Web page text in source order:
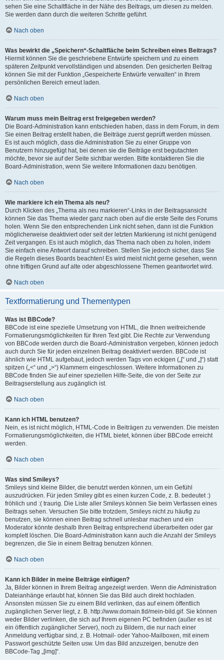
sehen Sie eine Schaltfläche in der Nähe des Beitrags, um diesen zu melden.
Sie werden dann durch die weiteren Schritte geführt.
Nach oben
Was bewirkt die „Speichern“-Schaltfläche beim Schreiben eines Beitrags?
Hiermit können Sie die geschriebene Entwürfe speichern und zu einem
späteren Zeitpunkt vervollständigen und absenden. Den gesicherten Beitrag
können Sie mit der Funktion „Gespeicherte Entwürfe verwalten“ in Ihrem
persönlichen Bereich erneut laden.
Nach oben
Warum muss mein Beitrag erst freigegeben werden?
Die Board-Administration kann entschieden haben, dass in dem Forum, in dem
Sie einen Beitrag erstellt haben, die Beiträge zuerst geprüft werden müssen.
Es ist auch möglich, dass die Administration Sie zu einer Gruppe von
Benutzern hinzugefügt hat, bei denen sie die Beiträge erst begutachten
möchte, bevor sie auf der Seite sichtbar werden. Bitte kontaktieren Sie die
Board-Administration, wenn Sie weitere Informationen dazu benötigen.
Nach oben
Wie markiere ich ein Thema als neu?
Durch Klicken des „Thema als neu markieren“-Links in der Beitragsansicht
können Sie das Thema wieder ganz nach oben auf die erste Seite des Forums
holen. Wenn Sie den entsprechenden Link nicht sehen, dann ist die Funktion
möglicherweise deaktiviert oder seit der letzten Markierung ist nicht genügend
Zeit vergangen. Es ist auch möglich, das Thema nach oben zu holen, indem
Sie einfach eine Antwort darauf schreiben. Stellen Sie jedoch sicher, dass Sie
die Regeln dieses Boards beachten! Es wird meist nicht gerne gesehen, wenn
ohne triftigen Grund auf alte oder abgeschlossene Themen geantwortet wird.
Nach oben
Textformatierung und Thementypen
Was ist BBCode?
BBCode ist eine spezielle Umsetzung von HTML, die Ihnen weitreichende
Formatierungsmöglichkeiten für Ihren Text gibt. Die Rechte zur Verwendung
von BBCode werden durch die Board-Administration vergeben, können jedoch
auch durch Sie für jeden einzelnen Beitrag deaktiviert werden. BBCode ist
ähnlich wie HTML aufgebaut, jedoch werden Tags von eckigen („[“ und „]“) statt
spitzen („<“ und „>“) Klammern eingeschlossen. Weitere Informationen zu
BBCode finden Sie auf einer speziellen Hilfe-Seite, die von der Seite zur
Beitragserstellung aus zugänglich ist.
Nach oben
Kann ich HTML benutzen?
Nein, es ist nicht möglich, HTML-Code in Beiträgen zu verwenden. Die meisten
Formatierungsmöglichkeiten, die HTML bietet, können über BBCode erreicht
werden.
Nach oben
Was sind Smileys?
Smileys sind kleine Bilder, die benutzt werden können, um ein Gefühl
auszudrücken. Für jeden Smiley gibt es einen kurzen Code, z. B. bedeutet :)
fröhlich und :( traurig. Die Liste aller Smileys können Sie beim Verfassen eines
Beitrags sehen. Versuchen Sie bitte trotzdem, Smileys nicht zu häufig zu
benutzen, sie können einen Beitrag schnell unlesbar machen und ein
Moderator könnte deshalb Ihren Beitrag entsprechend überarbeiten oder gar
komplett löschen. Die Board-Administration kann auch die Anzahl der Smileys
begrenzen, die Sie in einem Beitrag benutzen können.
Nach oben
Kann ich Bilder in meine Beiträge einfügen?
Ja, Bilder können in Ihrem Beitrag angezeigt werden. Wenn die Administration
Dateianhänge erlaubt hat, können Sie das Bild auch direkt hochladen.
Ansonsten müssen Sie zu einem Bild verlinken, das auf einem öffentlich
zugänglichen Server liegt, z. B. http://www.domain.tld/mein-bild.gif. Sie können
weder Bilder verlinken, die sich auf Ihrem eigenen PC befinden (außer es ist
ein öffentlich zugänglicher Server), noch zu Bildern, die nur nach einer
Anmeldung verfügbar sind, z. B. Hotmail- oder Yahoo-Mailboxen, mit einem
Passwort geschützte Seiten usw. Um das Bild anzuzeigen, benutze den
BBCode-Tag „[img]“.